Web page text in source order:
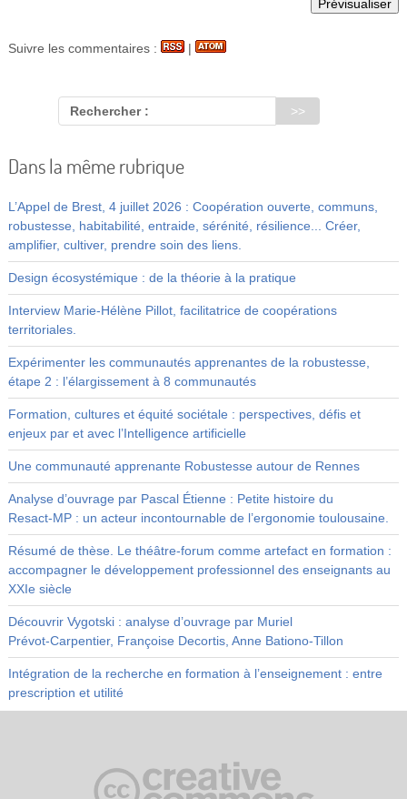
Suivre les commentaires : |
Rechercher :
Dans la même rubrique
L’Appel de Brest, 4 juillet 2026 : Coopération ouverte, communs,
robustesse, habitabilité, entraide, sérénité, résilience... Créer,
amplifier, cultiver, prendre soin des liens.
Design écosystémique : de la théorie à la pratique
Interview Marie-Hélène Pillot, facilitatrice de coopérations
territoriales.
Expérimenter les communautés apprenantes de la robustesse,
étape 2 : l’élargissement à 8 communautés
Formation, cultures et équité sociétale : perspectives, défis et
enjeux par et avec l’Intelligence artificielle
Une communauté apprenante Robustesse autour de Rennes
Analyse d’ouvrage par Pascal Étienne : Petite histoire du
Resact‑MP : un acteur incontournable de l’ergonomie toulousaine.
Résumé de thèse. Le théâtre-forum comme artefact en formation :
accompagner le développement professionnel des enseignants au
XXIe siècle
Découvrir Vygotski : analyse d’ouvrage par Muriel
Prévot‑Carpentier, Françoise Decortis, Anne Bationo‑Tillon
Intégration de la recherche en formation à l’enseignement : entre
prescription et utilité